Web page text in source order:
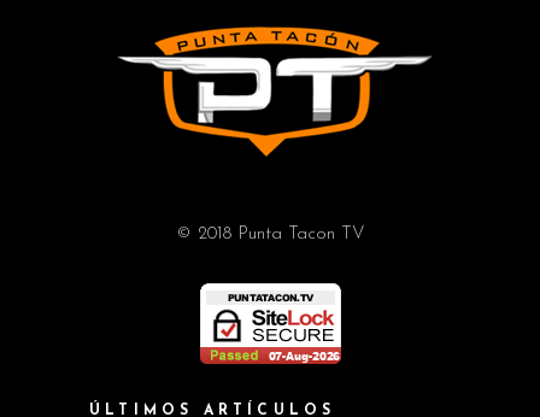
© 2018 Punta Tacon TV
ÚLTIMOS ARTÍCULOS